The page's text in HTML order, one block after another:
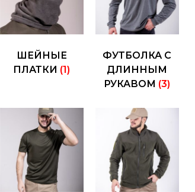
ШЕЙНЫЕ
ПЛАТКИ (1)
ФУТБОЛКА С
ДЛИННЫМ
РУКАВОМ (3)